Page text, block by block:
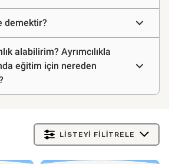
demektir?
alabilirim? Ayrımcılıkla
eğitim için nereden
LISTEYI FILITRELE